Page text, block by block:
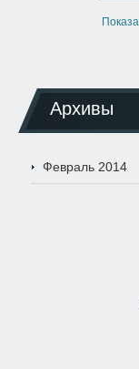
Архивы
Февраль 2014